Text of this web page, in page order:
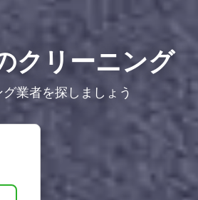
クリーニング
業者を探しましょう